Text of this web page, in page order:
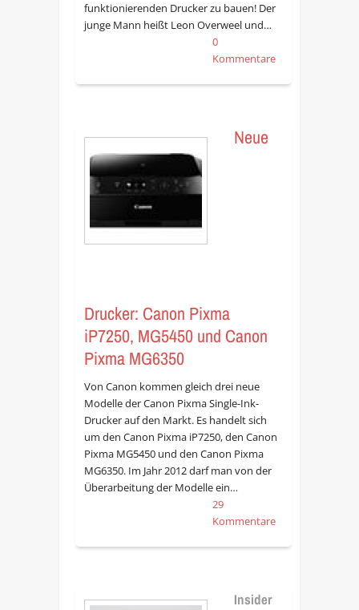
funktionierenden Drucker zu bauen! Der
junge Mann heißt Leon Overweel und…
0
Kommentare
Neue
Drucker: Canon Pixma
iP7250, MG5450 und Canon
Pixma MG6350
Von Canon kommen gleich drei neue
Modelle der Canon Pixma Single-Ink-
Drucker auf den Markt. Es handelt sich
um den Canon Pixma iP7250, den Canon
Pixma MG5450 und den Canon Pixma
MG6350. Im Jahr 2012 darf man von der
Überarbeitung der Modelle ein…
29
Kommentare
Insider